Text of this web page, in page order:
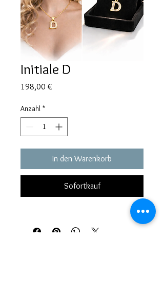
Initiale D
198,00 €
Anzahl *
In den Warenkorb
Sofortkauf